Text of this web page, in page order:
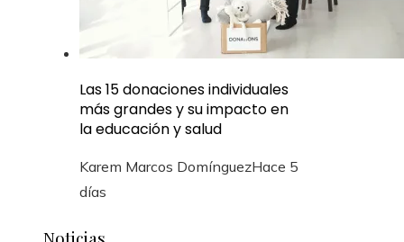
Las 15 donaciones individuales
más grandes y su impacto en
la educación y salud
Karem Marcos DomínguezHace 5
días